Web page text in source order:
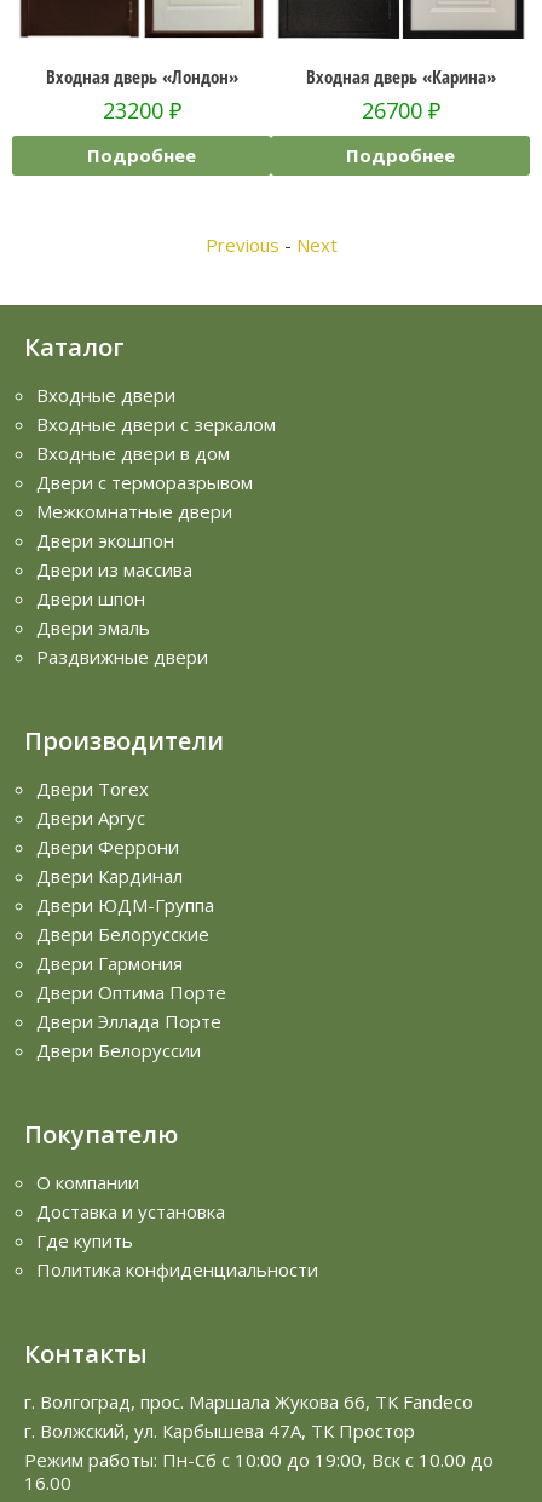
Входная дверь «Карина»
26700
Подробнее
Входная дверь «Профи»
11800
Подробнее
Previous - Next
Каталог
Входные двери
Входные двери с зеркалом
Входные двери в дом
Двери с терморазрывом
Межкомнатные двери
Двери экошпон
Двери из массива
Двери шпон
Двери эмаль
Раздвижные двери
Производители
Двери Torex
Двери Аргус
Двери Феррони
Двери Кардинал
Двери ЮДМ-Группа
Двери Белорусские
Двери Гармония
Двери Оптима Порте
Двери Эллада Порте
Двери Белоруссии
Покупателю
О компании
Доставка и установка
Где купить
Политика конфиденциальности
Контакты
г. Волгоград, прос. Маршала Жукова 66, ТК Fandeco
г. Волжский, ул. Карбышева 47А, ТК Простор
Режим работы: Пн-Сб с 10:00 до 19:00, Вск с 10.00 до
16.00